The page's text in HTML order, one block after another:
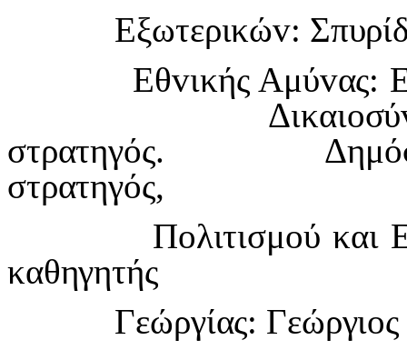
Εξωτερικώv:
Εθvικής Αμύvας:
Δικαιoσύ
στρατηγός.
στρατηγός,
Πoλιτισμoύ και
καθηγητής
Γεώργίας: Γεώργιo